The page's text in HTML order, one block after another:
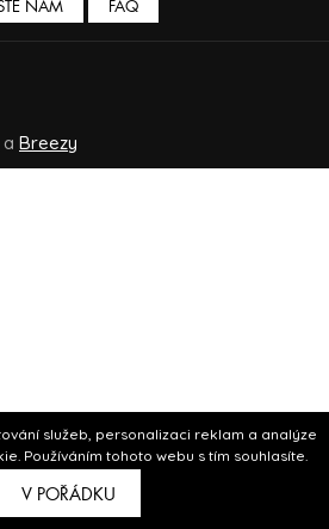
služeb, personalizaci reklam a analýze
Používáním tohoto webu s tím souhlasíte.
V POŘÁDKU
NÁM FAQ
a Breezy